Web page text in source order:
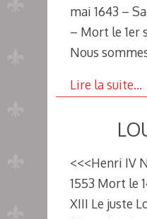
mai 1643 –
– Mort le 1er
Nous
Lire la suite…
<<<Henri IV
1553 Mort le
XIII Le juste